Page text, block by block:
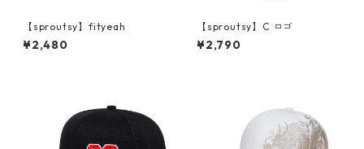
【sproutsy】fityeah
¥2,480
【sproutsy】C ロゴ
¥2,790